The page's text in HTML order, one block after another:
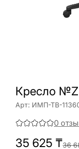
Кресло
Арт: ИМП-ТВ-
0
35 625 ₸36